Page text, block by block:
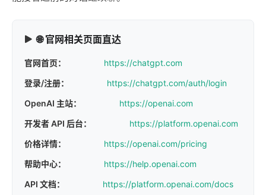
🌐 官网相关页面直达
官网首页：
https://chatgpt.com
登录/注册：
https://chatgpt.com/auth/login
OpenAI 主站：
https://openai.com
开发者 API 后台：
https://platform.openai.com
价格详情：
https://openai.com/pricing
帮助中心：
https://help.openai.com
API 文档：
https://platform.openai.com/docs